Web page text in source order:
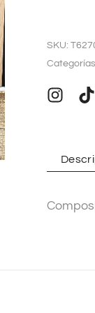
t
r
i
e
SKU: